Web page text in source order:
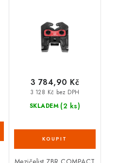
SKLADEM (2 ks)
3 128 Kč bez DPH
3 784,90 Kč